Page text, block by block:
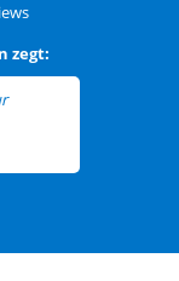
zegt: